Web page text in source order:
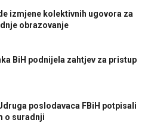
izmjene kolektivnih ugovora za
obrazovanje
BiH podnijela zahtjev za pristup
Udruga poslodavaca FBiH potpisali
o suradnji